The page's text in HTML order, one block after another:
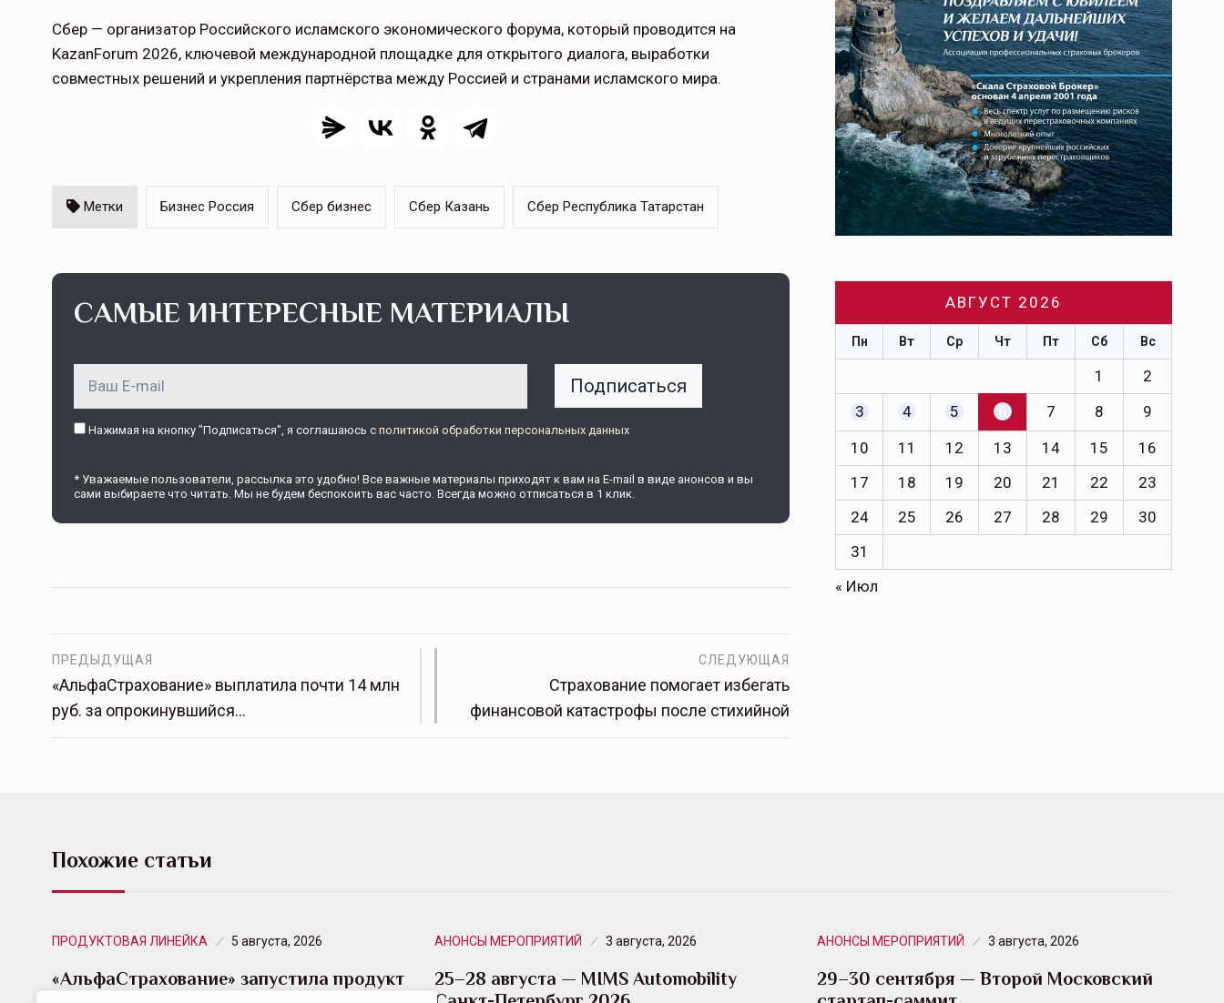
Сбер — организатор Российского исламского экономического форума, который проводится на
KazanForum 2026, ключевой международной площадке для открытого диалога, выработки
совместных решений и укрепления партнёрства между Россией и странами исламского мира.
Метки Бизнес Россия Сбер бизнес Сбер Казань Сбер Республика Татарстан
САМЫЕ ИНТЕРЕСНЫЕ МАТЕРИАЛЫ
Подписаться
Нажимая на кнопку "Подписаться", я соглашаюсь c политикой обработки персональных данных
* Уважаемые пользователи, рассылка это удобно! Все важные материалы приходят к вам на E-mail в виде анонсов и вы
сами выбираете что читать. Мы не будем беспокоить вас часто. Всегда можно отписаться в 1 клик.
ПРЕДЫДУЩАЯ
«АльфаСтрахование» выплатила почти 14 млн
руб. за опрокинувшийся…
СЛЕДУЮЩАЯ
Страхование помогает избегать
финансовой катастрофы после стихийной
АВГУСТ 2026
Пн Вт Ср Чт Пт Сб Вс
1
2
3
4 5 6 7 8
9
10
11 12 13 14 15
16
17
18 19 20 21 22
23
24
25 26 27 28 29
30
31
« Июл
Похожие статьи
ПРОДУКТОВАЯ ЛИНЕЙКА 5 августа, 2026
«АльфаСтрахование» запустила продукт
АНОНСЫ МЕРОПРИЯТИЙ 3 августа, 2026
25–28 августа — MIMS Automobility
АНОНСЫ МЕРОПРИЯТИЙ 3 августа, 2026
29–30 сентября — Второй Московский